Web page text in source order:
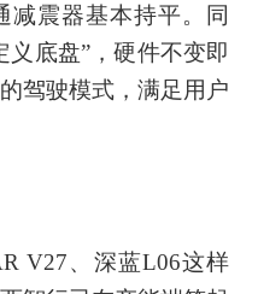
减震器基本持平。同
义底盘”，硬件不变即
驾驶模式，满足用户
V27、深蓝L06这样